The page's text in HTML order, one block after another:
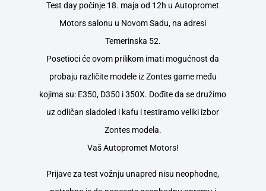
Test day počinje 18. maja od 12h u Autopromet
Motors salonu u Novom Sadu, na adresi
Temerinska 52.
Posetioci će ovom prilikom imati mogućnost da
probaju različite modele iz Zontes game među
kojima su: E350, D350 i 350X. Dođite da se družimo
uz odličan sladoled i kafu i testiramo veliki izbor
Zontes modela.
Vaš Autopromet Motors!
Prijave za test vožnju unapred nisu neophodne,